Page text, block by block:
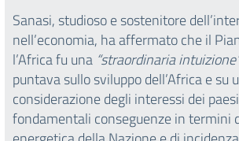
Sanasi, studioso e sostenitore
nell’economia, ha affermato che il
l’Africa fu una “straordinaria
puntava sullo sviluppo dell’Africa e su
considerazione degli interessi dei
fondamentali conseguenze in termini